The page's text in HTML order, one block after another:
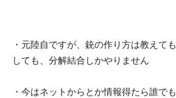
・元陸自ですが、銃の作り方は教えて
しても、分解結合しかやりません
・今はネットからとか情報得たら誰で